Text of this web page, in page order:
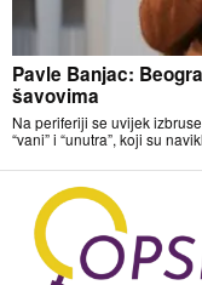
Pavle Banjac:
šavovima
Na periferiji se uvijek
“vani” i “unutra”, koji su